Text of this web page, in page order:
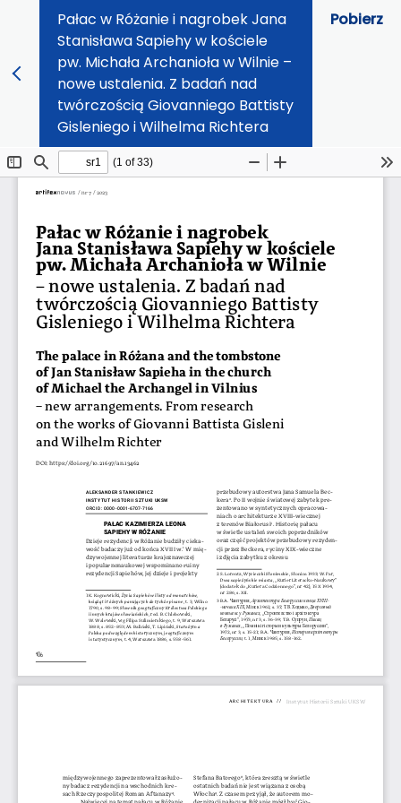
Pałac w Różanie i nagrobek Jana
Stanisława Sapiehy w kościele
pw. Michała Archanioła w Wilnie –
nowe ustalenia. Z badań nad
twórczością Giovanniego Battisty
Gisleniego i Wilhelma Richtera
Pobierz